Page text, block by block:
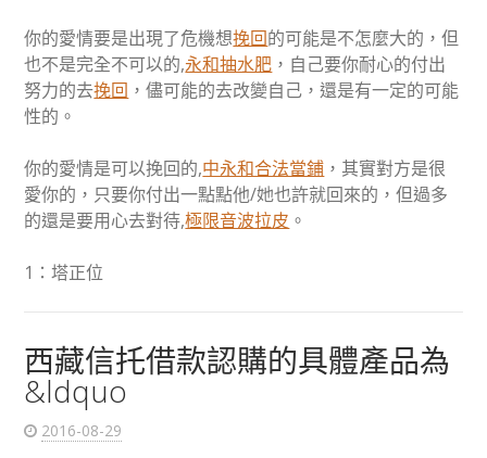
你的愛情要是出現了危機想挽回的可能是不怎麼大的，但
也不是完全不可以的,永和抽水肥 ，自己要你耐心的付出
努力的去挽回 ，儘可能的去改變自己，還是有一定的可能
性的。
你的愛情是可以挽回的,中永和合法當鋪 ，其實對方是很
愛你的，只要你付出一點點他/她也許就回來的，但過多
的還是要用心去對待,極限音波拉皮 。
1：塔正位
西藏信托借款認購的具體產品為
&ldquo
2016-08-29